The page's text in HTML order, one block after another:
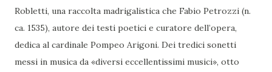
Robletti, una raccolta madrigalistica che Fabio Petrozzi (n.
ca. 1535), autore dei testi poetici e curatore dell’opera,
dedica al cardinale Pompeo Arigoni. Dei tredici sonetti
messi in musica da «diversi eccellentissimi musici», otto